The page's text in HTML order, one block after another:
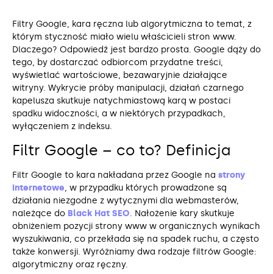
Filtry Google, kara ręczna lub algorytmiczna to temat, z
którym styczność miało wielu właścicieli stron www.
Dlaczego? Odpowiedź jest bardzo prosta. Google dąży do
tego, by dostarczać odbiorcom przydatne treści,
wyświetlać wartościowe, bezawaryjnie działające
witryny. Wykrycie próby manipulacji, działań czarnego
kapelusza skutkuje natychmiastową karą w postaci
spadku widoczności, a w niektórych przypadkach,
wyłączeniem z indeksu.
Filtr Google – co to? Definicja
Filtr Google to kara nakładana przez Google na strony
internetowe, w przypadku których prowadzone są
działania niezgodne z wytycznymi dla webmasterów,
należące do Black Hat SEO. Nałożenie kary skutkuje
obniżeniem pozycji strony www w organicznych wynikach
wyszukiwania, co przekłada się na spadek ruchu, a często
także konwersji. Wyróżniamy dwa rodzaje filtrów Google:
algorytmiczny oraz ręczny.